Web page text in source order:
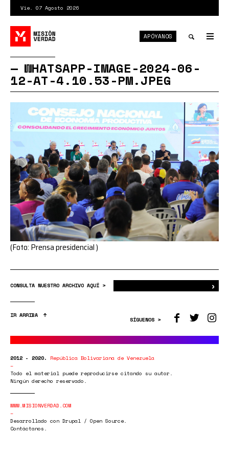
contenido
principal
Vie. 07 Agosto 2026
APÓYANOS
WHATSAPP-IMAGE-2024-06-
12-AT-4.10.53-PM.JPEG
(Foto: Prensa presidencial )
CONSULTA NUESTRO ARCHIVO AQUÍ > ›
IR ARRIBA
SÍGUENOS >
2012 - 2020. República Bolivariana de Venezuela
Todo el material puede reproducirse citando su autor.
Ningún derecho reservado.
WWW.MISIONVERDAD.COM
Desarrollado con Drupal / Open Source.
Contáctanos.